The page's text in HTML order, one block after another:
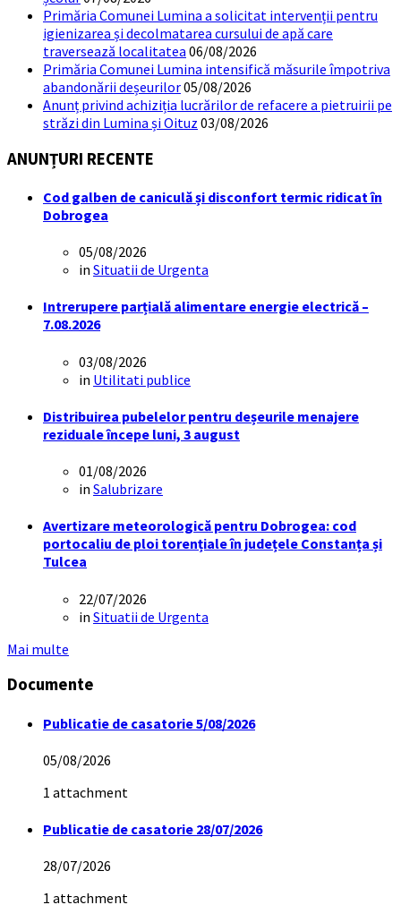
Primăria Comunei Lumina a solicitat intervenții pentru
igienizarea și decolmatarea cursului de apă care
traversează localitatea 06/08/2026
Primăria Comunei Lumina intensifică măsurile împotriva
abandonării deșeurilor05/08/2026
Anunț privind achiziția lucrărilor de refacere a pietruirii pe
străzi din Lumina și Oituz 03/08/2026
ANUNȚURI RECENTE
Cod galben de caniculă și disconfort termic ridicat în
Dobrogea
05/08/2026
in Situatii de Urgenta
Intrerupere parțială alimentare energie electrică –
7.08.2026
03/08/2026
in Utilitati publice
Distribuirea pubelelor pentru deșeurile menajere
reziduale începe luni, 3 august
01/08/2026
in Salubrizare
Avertizare meteorologică pentru Dobrogea: cod
portocaliu de ploi torențiale în județele Constanța și
Tulcea
22/07/2026
in Situatii de Urgenta
Mai multe
Documente
Publicatie de casatorie 5/08/2026
05/08/2026
1 attachment
Publicatie de casatorie 28/07/2026
28/07/2026
1 attachment